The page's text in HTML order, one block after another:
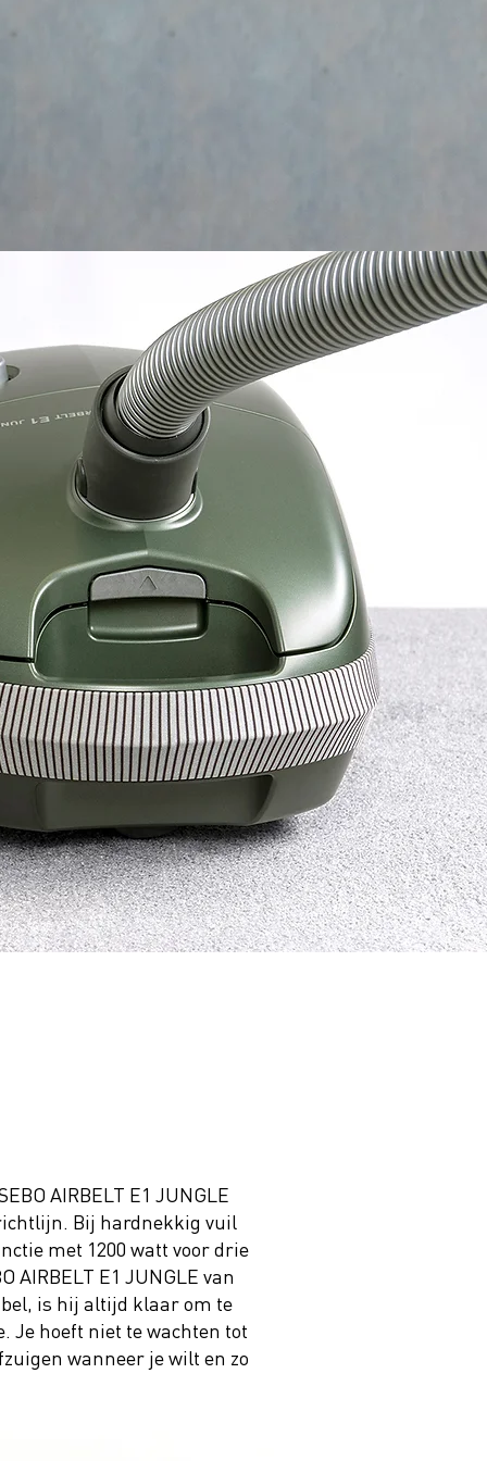
AIRBELT E1 JUNGLE
Bij hardnekkig vuil
met 1200 watt voor drie
AIRBELT E1 JUNGLE van
is hij altijd klaar om te
Je hoeft niet te wachten tot
wanneer je wilt en zo